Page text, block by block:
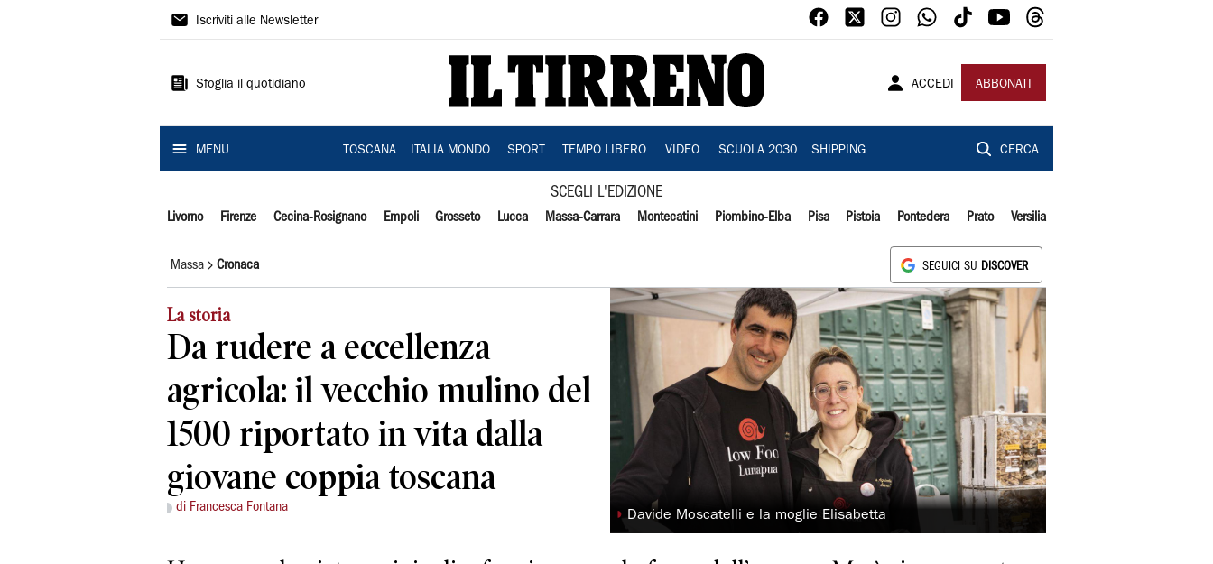
Il
Iscriviti alle Newsletter
Sfoglia il quotidiano ACCEDI ABBONATI
MENU TOSCANA ITALIA MONDO SPORT TEMPO LIBERO VIDEO SCUOLA 2030 SHIPPING CERCA
SCEGLI L'EDIZIONE
Livorno Firenze Cecina-Rosignano Empoli Grosseto Lucca Massa-Carrara Montecatini Piombino-Elba Pisa Pistoia Pontedera Prato Versilia
Massa Cronaca SEGUICI SU DISCOVER
La storia
Da rudere a eccellenza
agricola: il vecchio mulino del
1500 riportato in vita dalla
giovane coppia toscana
di Francesca Fontana
◗ Davide Moscatelli e la moglie Elisabetta